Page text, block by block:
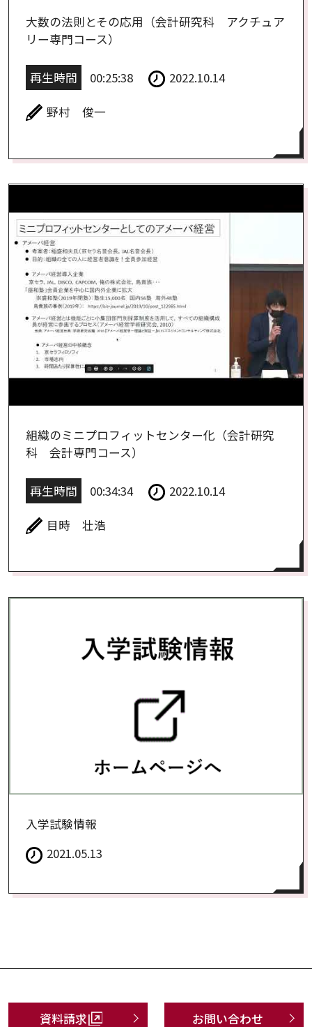
大数の法則とその応用（会計研究科 アクチュア
リー専門コース）
再生時間 00:25:38 2022.10.14
野村 俊一
組織のミニプロフィットセンター化（会計研究
科 会計専門コース）
再生時間 00:34:34 2022.10.14
目時 壮浩
入学試験情報
2021.05.13
資料請求 お問い合わせ